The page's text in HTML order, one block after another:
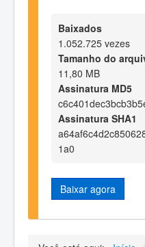
Baixados
1.052.725 vezes
Tamanho do
11,80 MB
Assinatura MD5
Assinatura SHA1
1a0
Baixar agora